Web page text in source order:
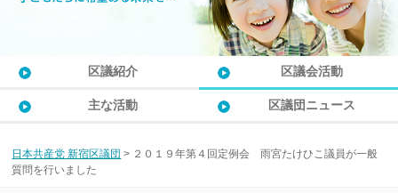
区議紹介 区議会活動
主な活動 区議団ニュース
日本共産党 新宿区議団 > ２０１９年第４回定例会 雨宮たけひこ議員が一般
質問を行いました